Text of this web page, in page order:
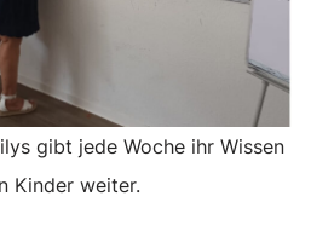
gibt jede Woche ihr Wissen
Kinder weiter.